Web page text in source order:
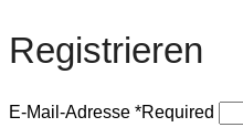
Registrieren
E-Mail-Adresse *Required